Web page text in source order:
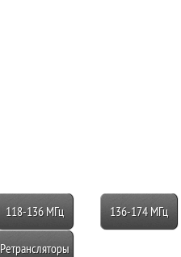
118-136 МГц 136-174 МГц
Ретрансляторы